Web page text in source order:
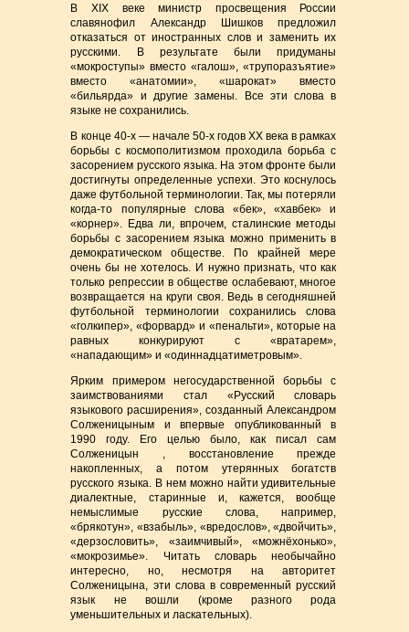
В XIX веке министр просвещения России
славянофил Александр Шишков предложил
отказаться от иностранных слов и заменить их
русскими. В результате были придуманы
«мокроступы» вместо «галош», «трупоразъятие»
вместо «анатомии», «шарокат» вместо
«бильярда» и другие замены. Все эти слова в
языке не сохранились.
В конце 40-х — начале 50-х годов XX века в рамках
борьбы с космополитизмом проходила борьба с
засорением русского языка. На этом фронте были
достигнуты определенные успехи. Это коснулось
даже футбольной терминологии. Так, мы потеряли
когда-то популярные слова «бек», «хавбек» и
«корнер». Едва ли, впрочем, сталинские методы
борьбы с засорением языка можно применить в
демократическом обществе. По крайней мере
очень бы не хотелось. И нужно признать, что как
только репрессии в обществе ослабевают, многое
возвращается на круги своя. Ведь в сегодняшней
футбольной терминологии сохранились слова
«голкипер», «форвард» и «пенальти», которые на
равных конкурируют с «вратарем»,
«нападающим» и «одиннадцатиметровым».
Ярким примером негосударственной борьбы с
заимствованиями стал «Русский словарь
языкового расширения», созданный Александром
Солженицыным и впервые опубликованный в
1990 году. Его целью было, как писал сам
Солженицын , восстановление прежде
накопленных, а потом утерянных богатств
русского языка. В нем можно найти удивительные
диалектные, старинные и, кажется, вообще
немыслимые русские слова, например,
«брякотун», «взабыль», «вредослов», «двойчить»,
«дерзословить», «заимчивый», «можнёхонько»,
«мокрозимье». Читать словарь необычайно
интересно, но, несмотря на авторитет
Солженицына, эти слова в современный русский
язык не вошли (кроме разного рода
уменьшительных и ласкательных).